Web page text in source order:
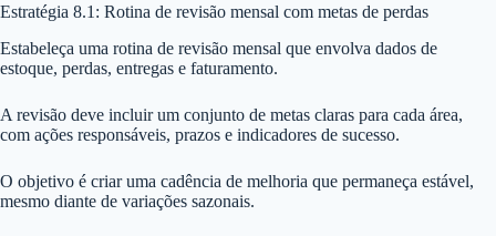
Estratégia 8.1: Rotina de revisão mensal com metas de perdas
Estabeleça uma rotina de revisão mensal que envolva dados de
estoque, perdas, entregas e faturamento.
A revisão deve incluir um conjunto de metas claras para cada área,
com ações responsáveis, prazos e indicadores de sucesso.
O objetivo é criar uma cadência de melhoria que permaneça estável,
mesmo diante de variações sazonais.